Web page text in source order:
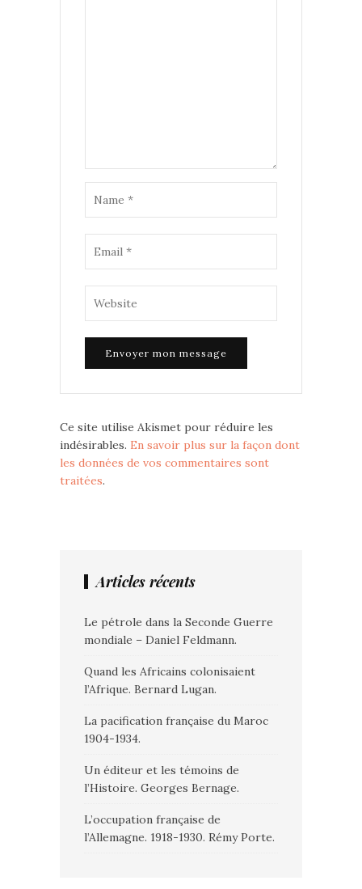
Ce site utilise Akismet pour réduire les
indésirables. En savoir plus sur la façon dont
les données de vos commentaires sont
traitées.
Articles récents
Le pétrole dans la Seconde Guerre
mondiale – Daniel Feldmann.
Quand les Africains colonisaient
l’Afrique. Bernard Lugan.
La pacification française du Maroc
1904-1934.
Un éditeur et les témoins de
l’Histoire. Georges Bernage.
L’occupation française de
l’Allemagne. 1918-1930. Rémy Porte.